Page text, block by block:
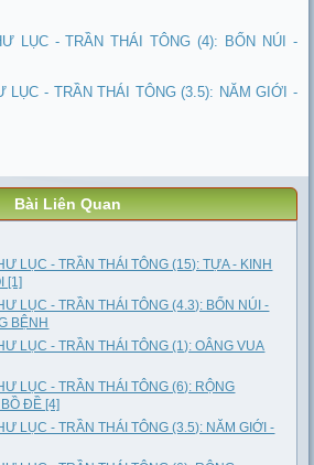
LỤC - TRẦN THÁI TÔNG (4): BỐN NÚI -
LỤC - TRẦN THÁI TÔNG (3.5): NĂM GIỚI -
Bài Liên Quan
LỤC - TRẦN THÁI TÔNG (15): TỰA - KINH
[1]
LỤC - TRẦN THÁI TÔNG (4.3): BỐN NÚI -
BỆNH
LỤC - TRẦN THÁI TÔNG (1): OÂNG VUA
LỤC - TRẦN THÁI TÔNG (6): RỘNG
ĐỀ [4]
LỤC - TRẦN THÁI TÔNG (3.5): NĂM GIỚI -